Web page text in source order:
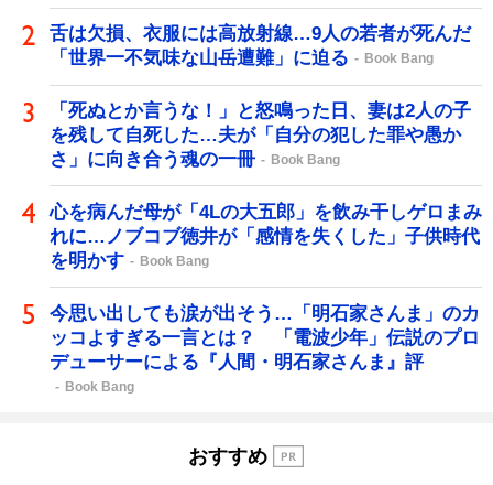
舌は欠損、衣服には高放射線…9人の若者が死んだ
「世界一不気味な山岳遭難」に迫る
Book Bang
「死ぬとか言うな！」と怒鳴った日、妻は2人の子
を残して自死した…夫が「自分の犯した罪や愚か
さ」に向き合う魂の一冊
Book Bang
心を病んだ母が「4Lの大五郎」を飲み干しゲロまみ
れに…ノブコブ徳井が「感情を失くした」子供時代
を明かす
Book Bang
今思い出しても涙が出そう…「明石家さんま」のカ
ッコよすぎる一言とは？ 「電波少年」伝説のプロ
デューサーによる『人間・明石家さんま』評
Book Bang
おすすめ